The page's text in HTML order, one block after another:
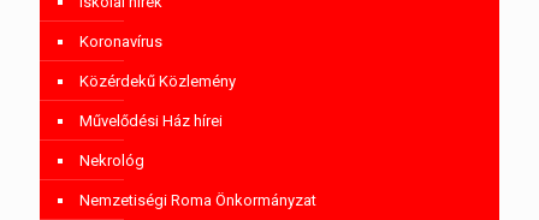
Koronavírus
Közérdekű Közlemény
Művelődési Ház hírei
Nekrológ
Nemzetiségi Roma Önkormányzat